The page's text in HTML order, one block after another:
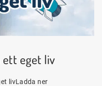
eget liv
livLadda ner